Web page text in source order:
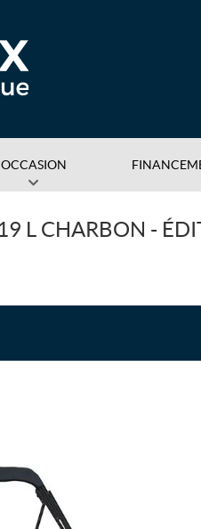
OCCASION
L CHARBON -